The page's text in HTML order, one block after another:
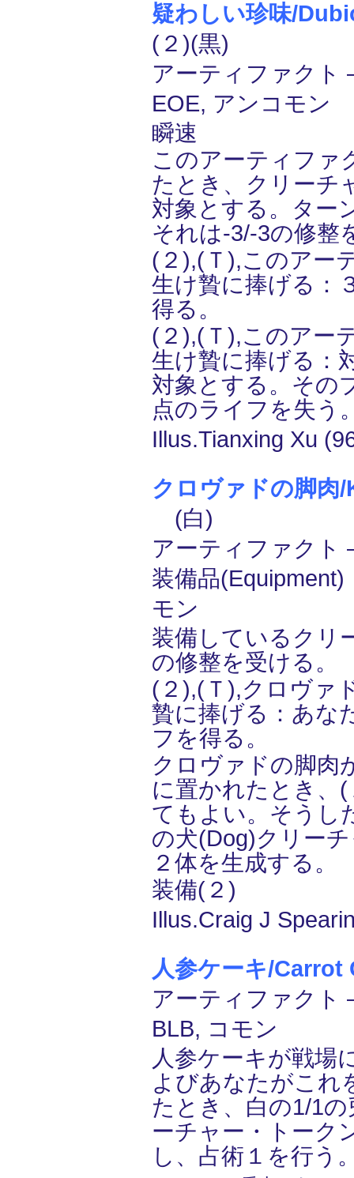
疑わしい珍味/
(２)(黒)
アーティファク
EOE, アンコモン
瞬速
このアーティファ
たとき、クリーチ
対象とする。ター
それは-3/-3の修整
(２),(Ｔ),このアー
生け贄に捧げる：
得る。
(２),(Ｔ),このアー
生け贄に捧げる：
対象とする。その
点のライフを失う
Illus.Tianxing Xu
クロヴァドの脚肉
(白)
アーティファクト
装備品
モン
装備しているクリ
の修整を受ける。
(２),(Ｔ),クロヴァ
贄に捧げる：あな
フを得る。
クロヴァドの脚肉
に置かれたとき、
てもよい。そうし
の犬(Dog)クリー
２体を生成する。
装備(２)
Illus.Craig J
人参ケーキ/Carrot
アーティファク
BLB, コモン
人参ケーキが戦場
よびあなたがこれ
たとき、白の1/1
ーチャー・トーク
し、占術１を行う